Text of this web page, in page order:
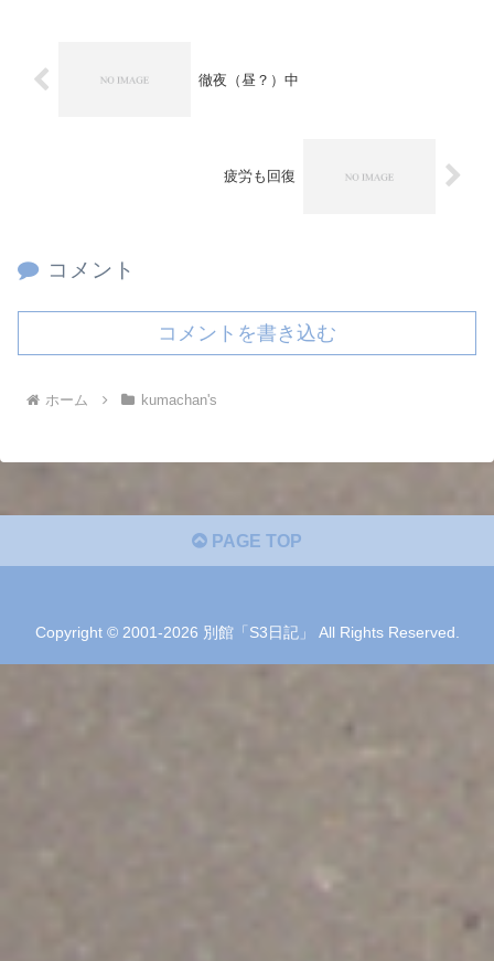
徹夜（昼？）中
疲労も回復
コメント
コメントを書き込む
ホーム kumachan's
PAGE TOP
Copyright © 2001-2026 別館「S3日記」 All Rights Reserved.